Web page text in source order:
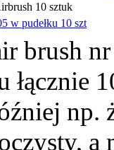
10 sztuk
w pudełku 10 szt
brush
łącznie
a